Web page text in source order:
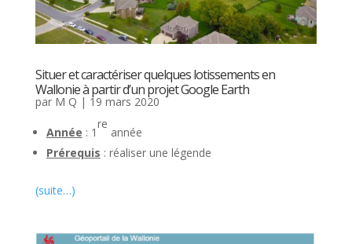
Situer et caractériser quelques lotissements en
Wallonie à partir d’un projet Google Earth
par M Q | 19 mars 2020
Année : 1
re
année
Prérequis : réaliser une légende
(suite…)